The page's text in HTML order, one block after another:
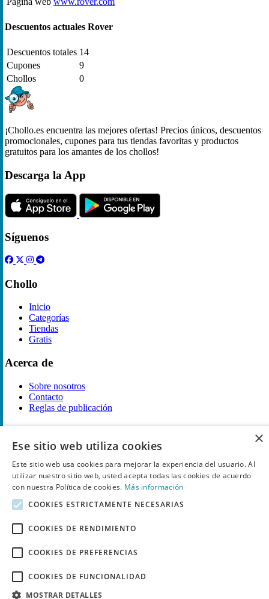
Descuentos actuales Rover
Descuentos totales 14
Cupones
9
Chollos
0
¡Chollo.es encuentra las mejores ofertas! Precios únicos, descuentos
promocionales, cupones para tus tiendas favoritas y productos
gratuitos para los amantes de los chollos!
Descarga la App
Síguenos
Chollo
Inicio
Categorías
Tiendas
Gratis
Acerca de
Sobre nosotros
Contacto
Reglas de publicación
Declaración de cookies
Términos y condiciones
Descargo de Responsabilidad
reservados.
×
Ese sitio web utiliza cookies
Este sitio web usa cookies para mejorar la experiencia del usuario. Al
utilizar nuestro sitio web, usted acepta todas las cookies de acuerdo
con nuestra Política de cookies. Más información
COOKIES ESTRICTAMENTE NECESARIAS
COOKIES DE RENDIMIENTO
COOKIES DE PREFERENCIAS
COOKIES DE FUNCIONALIDAD
MOSTRAR DETALLES